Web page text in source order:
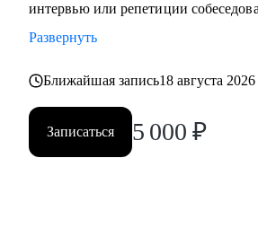
интервью или репетиции
Развернуть
Ближайшая запись18 августа 2026
Записаться 5 000 ₽